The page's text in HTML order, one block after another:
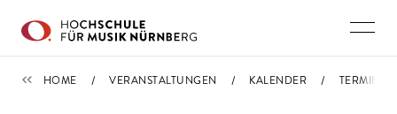
TERMINE
HOME VERANSTALTUNGEN KALENDER TERMIN